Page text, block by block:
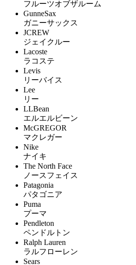
フルーツオブザルーム
GunneSax
ガニーサックス
JCREW
ジェイクルー
Lacoste
ラコステ
Levis
リーバイス
Lee
リー
LLBean
エルエルビーン
McGREGOR
マクレガー
Nike
ナイキ
The North Face
ノースフェイス
Patagonia
パタゴニア
Puma
プーマ
Pendleton
ペンドルトン
Ralph Lauren
ラルフローレン
Sears